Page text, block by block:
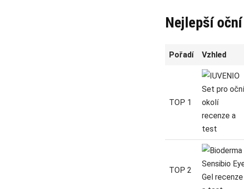
Nejlepší
Pořadí Vzhled
TOP 1
TOP 2